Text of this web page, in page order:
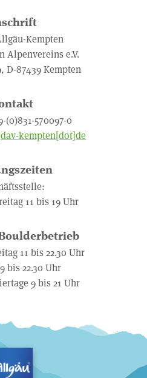
Kempten
Alpenvereins e.V.
D-87439 Kempten
(0)831-570097-0
kempten[dot]de
11 bis 19 Uhr
11 bis 22.30 Uhr
bis 22.30 Uhr
9 bis 21 Uhr